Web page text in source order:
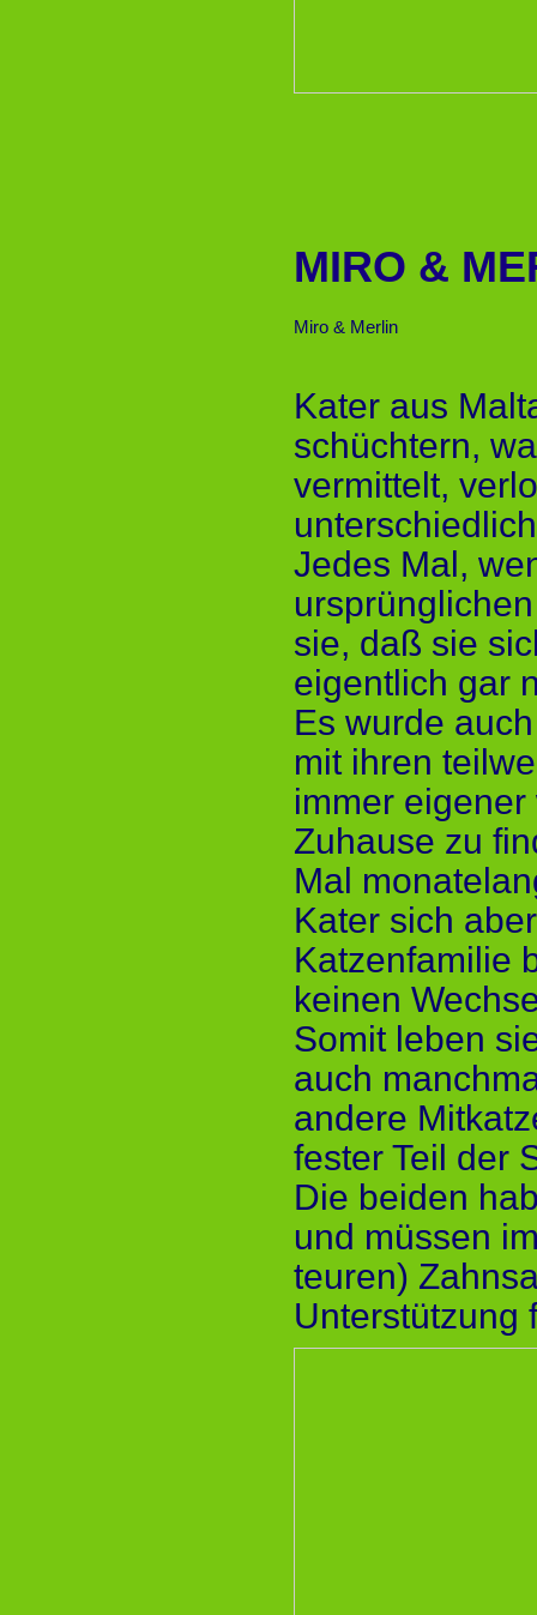
MIRO &
Miro & Merlin
Kater aus
schüchtern,
vermittelt,
Jedes Mal,
sie, daß sie
eigentlich gar
Es wurde
mit ihren
immer
Zuhause zu
Mal
Kater sich
Katzenfamilie
keinen
Somit leben
auch
andere
fester Teil der
Die beiden
und müssen
teuren)
Unterstützung